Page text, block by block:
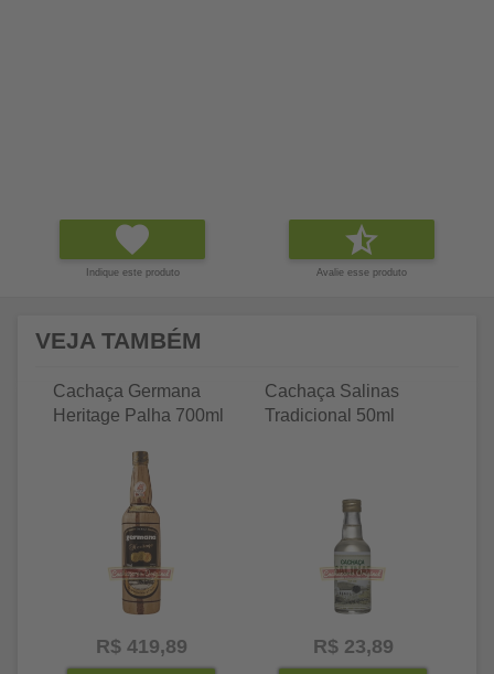
Indique este produto Avalie esse produto
VEJA TAMBÉM
Cachaça Germana
Heritage Palha 700ml
R$ 419,89
Cachaça Salinas
Tradicional 50ml
R$ 23,89